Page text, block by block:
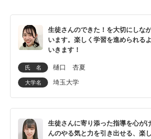
和光市
オンライン指導は全国対応
生徒さんのできた！を大切にしな
います。楽しく学習を進められる
いきます！
氏 名 樋口 杏夏
大学名 埼玉大学
生徒さんに寄り添った指導を心が
んのやる気と力を引き出せる、楽